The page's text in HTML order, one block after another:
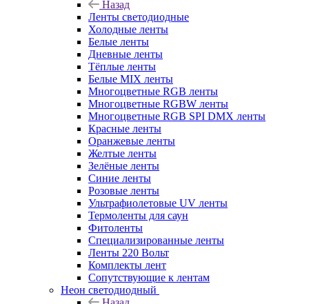
Назад
Ленты светодиодные
Холодные ленты
Белые ленты
Дневные ленты
Тёплые ленты
Белые MIX ленты
Многоцветные RGB ленты
Многоцветные RGBW ленты
Многоцветные RGB SPI DMX ленты
Красные ленты
Оранжевые ленты
Желтые ленты
Зелёные ленты
Синие ленты
Розовые ленты
Ультрафиолетовые UV ленты
Термоленты для саун
Фитоленты
Специализированные ленты
Ленты 220 Вольт
Комплекты лент
Сопутствующие к лентам
Неон светодиодный